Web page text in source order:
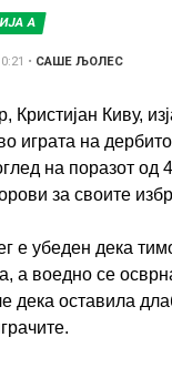
А
• САШЕ ЉОЛЕС
Кристијан Киву,
играта на
на поразот од
за своите
е убеден дека
а воедно се
дека оставила